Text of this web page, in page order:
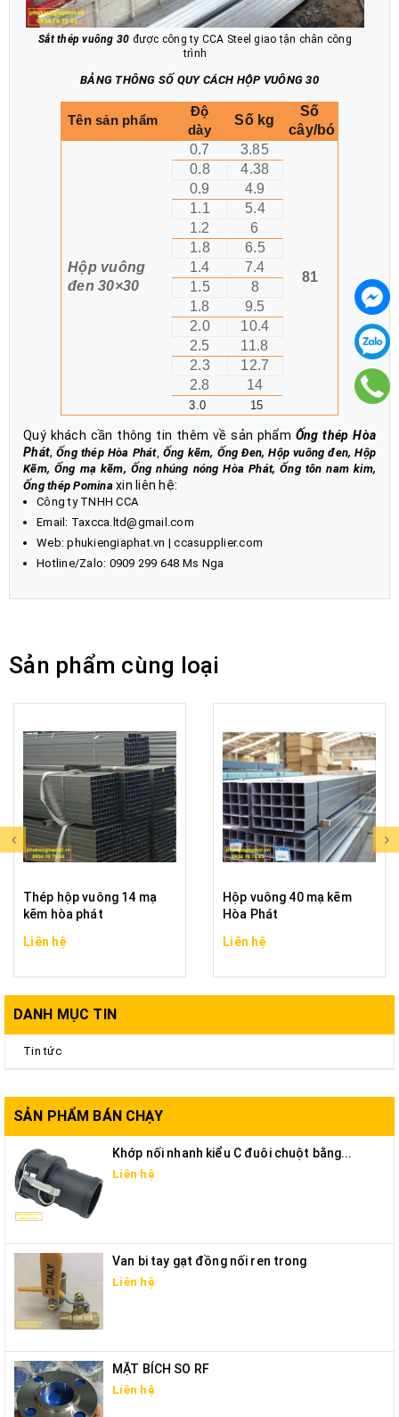
Sắt thép vuông 30 được công ty CCA Steel giao tận chân công
trình
BẢNG THÔNG SỐ QUY CÁCH HỘP VUÔNG 30
Tên sản phẩm
Độ
dày
Số kg
Số
cây/bó
Hộp vuông
đen 30×30
0.7 3.85
81
0.8
4.38
0.9
4.9
1.1
5.4
1.2
6
1.8
6.5
1.4
7.4
1.5
8
1.8
9.5
2.0
10.4
2.5
11.8
2.3
12.7
2.8
14
3.0 15
Quý khách cần thông tin thêm về sản phẩm Ống thép Hòa
Phát,Ống thép Hòa Phát, Ống kẽm, Ống Đen, Hộp vuông đen, Hộp
Kẽm, Ống mạ kẽm, Ống nhúng nóng Hòa Phát, Ống tôn nam kim,
Ống thép Pominaxin liên hệ:
Công ty TNHH CCA
Email: Taxcca.ltd@gmail.com
Web:phukiengiaphat.vn |ccasupplier.com
Hotline/Zalo: 0909 299 648 Ms Nga
Sản phẩm cùng loại
Thép hộp vuông 14 mạ
kẽm hòa phát
Liên hệ
Hộp vuông 40 mạ kẽm
Hòa Phát
Liên hệ
DANH MỤC TIN
Tin tức
SẢN PHẨM BÁN CHẠY
Khớp nối nhanh kiểu C đuôi chuột bằng...
Liên hệ
Van bi tay gạt đồng nối ren trong
Liên hệ
MẶT BÍCH SO RF
Liên hệ